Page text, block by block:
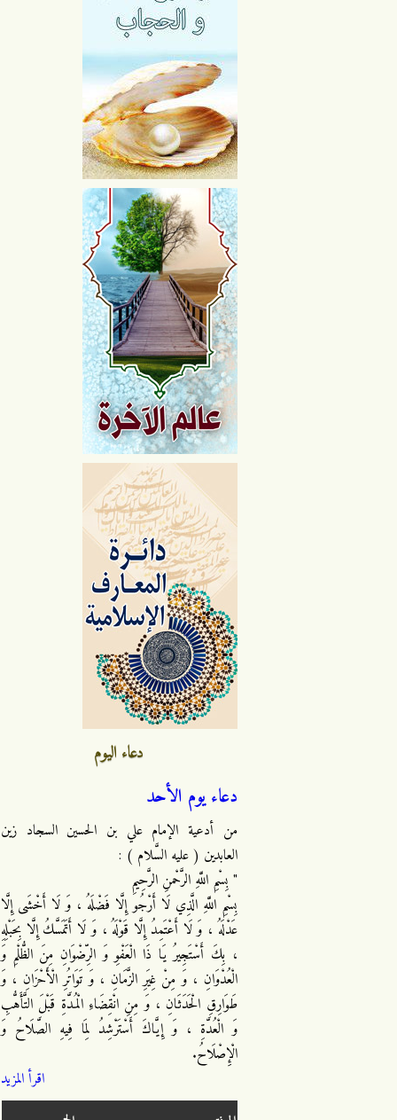
دعاء اليوم
دعاء يوم الأحد
من أدعية الإمام علي بن الحسين السجاد زين
العابدين ( عليه السَّلام ) :
" بِسْمِ اللَّهِ الرَّحْمنِ الرَّحِيمِ
بِسْمِ اللَّهِ الَّذِي لَا أَرْجُو إِلَّا فَضْلَهُ ، وَ لَا أَخْشَى إِلَّا
عَدْلَهُ ، وَ لَا أَعْتَمِدُ إِلَّا قَوْلَهُ ، وَ لَا أَتَمَسَّكُ إِلَّا بِحَبْلِهِ
، بِكَ أَسْتَجِيرُ يَا ذَا الْعَفْوِ وَ الرِّضْوَانِ مِنَ الظُّلْمِ وَ
الْعُدْوَانِ ، وَ مِنْ غِيَرِ الزَّمَانِ ، وَ تَوَاتُرِ الْأَحْزَانِ ، وَ
طَوَارِقِ الْحَدَثَانِ ، وَ مِنِ انْقِضَاءِ الْمُدَّةِ قَبْلَ التَّأَهُّبِ
وَ الْعُدَّةِ ، وَ إِيَّاكَ أَسْتَرْشِدُ لِمَا فِيهِ الصَّلَاحُ وَ
الْإِصْلَاحُ.
اقرأ المزيد